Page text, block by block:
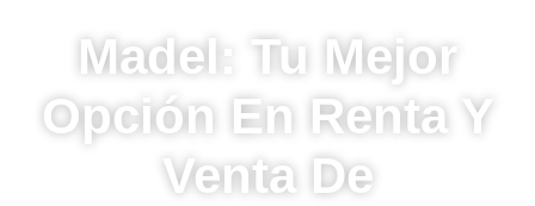
Madel: Tu Mejor
Opción En Renta Y
Venta De